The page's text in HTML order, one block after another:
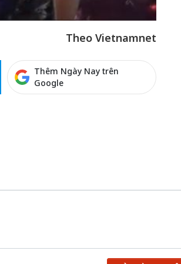
Theo Vietnamnet
Thêm Ngày Nay trên
Google
Việt Nam gia
UNESCO: Khơi
nội lực văn hóa,
50 năm Việt
nhập
nguồn nội lực
định hình vị